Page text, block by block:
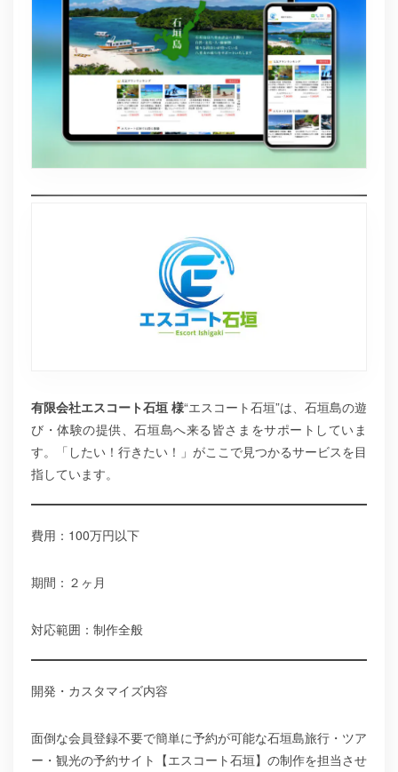
有限会社エスコート石垣 様“エスコート石垣”は、石垣島の遊
び・体験の提供、石垣島へ来る皆さまをサポートしていま
す。「したい！行きたい！」がここで見つかるサービスを目
指しています。
費用：100万円以下
期間：２ヶ月
対応範囲：制作全般
開発・カスタマイズ内容
面倒な会員登録不要で簡単に予約が可能な石垣島旅行・ツア
ー・観光の予約サイト【エスコート石垣】の制作を担当させ